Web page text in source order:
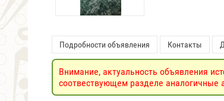
Подробности объявления Контакты
Внимание, актуальность объявления
соотвествующем разделе аналогичные